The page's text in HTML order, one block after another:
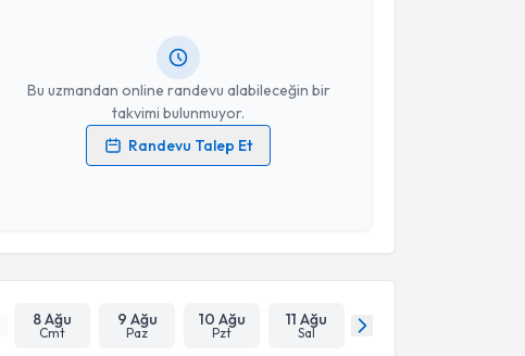
Bu uzmandan online randevu alabileceğin bir
takvimi bulunmuyor.
Randevu Talep Et
Kişisel verilerimin işlenmesine ilişkinAydınlatma Metni
Takvim Talebini Gönder
8 Ağu
Cmt
9 Ağu
Paz
10 Ağu
Pzt
11 Ağu
Sal